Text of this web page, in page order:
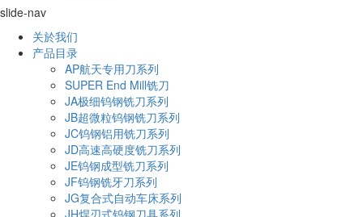
slide-nav
关於我们
产品目录
AP航天专用刀系列
SUPER End Mill铣刀
JA极细钨钢铣刀系列
JB超微粒钨钢铣刀系列
JC钨钢铝用铣刀系列
JD高速高硬度铣刀系列
JE钨钢成型铣刀系列
JF钨钢铣牙刀系列
JG复合式自动车床系列
JH焊刃式钨钢刀具系列